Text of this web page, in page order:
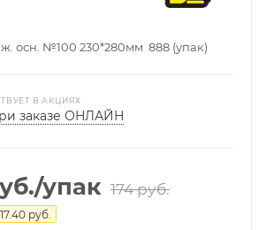
осн. №100 230*280мм 888 (упак)
В АКЦИЯХ
заказе ОНЛАЙН
/упак 174руб.
17.40 руб.